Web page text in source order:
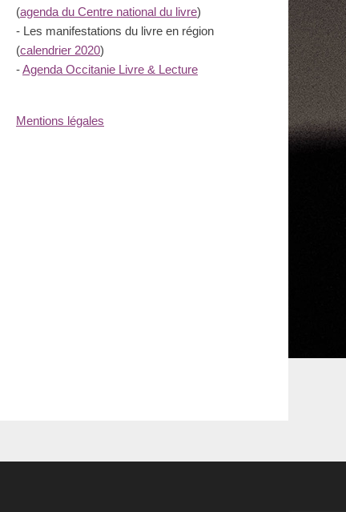
(agenda du Centre national du livre)
- Les manifestations du livre en région
(calendrier 2020)
-Agenda Occitanie Livre & Lecture
Mentions légales